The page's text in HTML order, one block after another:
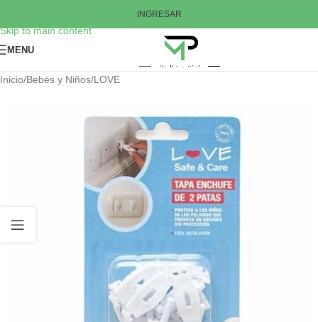
Skip to main content
INGRESAR
MENU
Inicio/Bebés y Niños/LOVE